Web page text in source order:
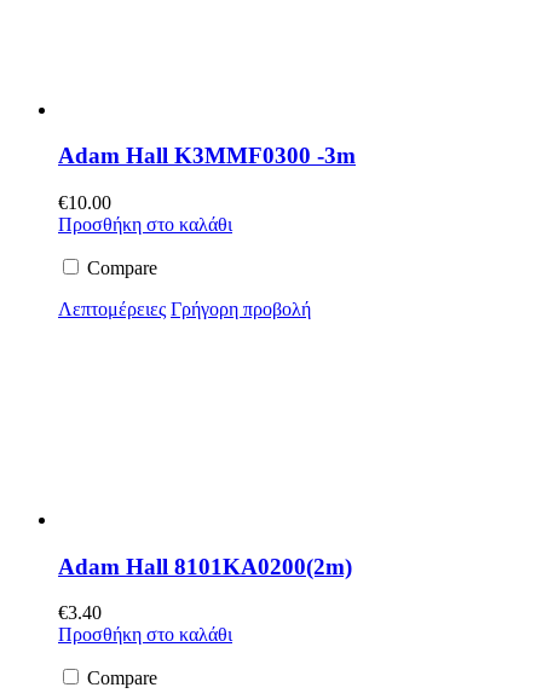
Adam Hall K3MMF0300 -3m
€10.00
Προσθήκη στο καλάθι
Compare
Λεπτομέρειες Γρήγορη προβολή
Adam Hall 8101KA0200(2m)
€3.40
Προσθήκη στο καλάθι
Compare